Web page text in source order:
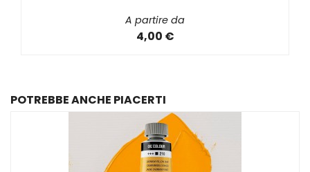
A partire da
4,00 €
POTREBBE ANCHE PIACERTI